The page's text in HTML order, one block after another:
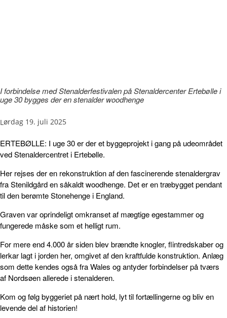
I forbindelse med Stenalderfestivalen på Stenaldercenter Ertebølle i
uge 30 bygges der en stenalder woodhenge
lørdag 19. juli 2025
ERTEBØLLE: I uge 30 er der et byggeprojekt i gang på udeområdet
ved Stenaldercentret i Ertebølle.
Her rejses der en rekonstruktion af den fascinerende stenaldergrav
fra Stenildgård en såkaldt woodhenge. Det er en træbygget pendant
til den berømte Stonehenge i England.
Graven var oprindeligt omkranset af mægtige egestammer og
fungerede måske som et helligt rum.
For mere end 4.000 år siden blev brændte knogler, flintredskaber og
lerkar lagt i jorden her, omgivet af den kraftfulde konstruktion. Anlæg
som dette kendes også fra Wales og antyder forbindelser på tværs
af Nordsøen allerede i stenalderen.
Kom og følg byggeriet på nært hold, lyt til fortællingerne og bliv en
levende del af historien!